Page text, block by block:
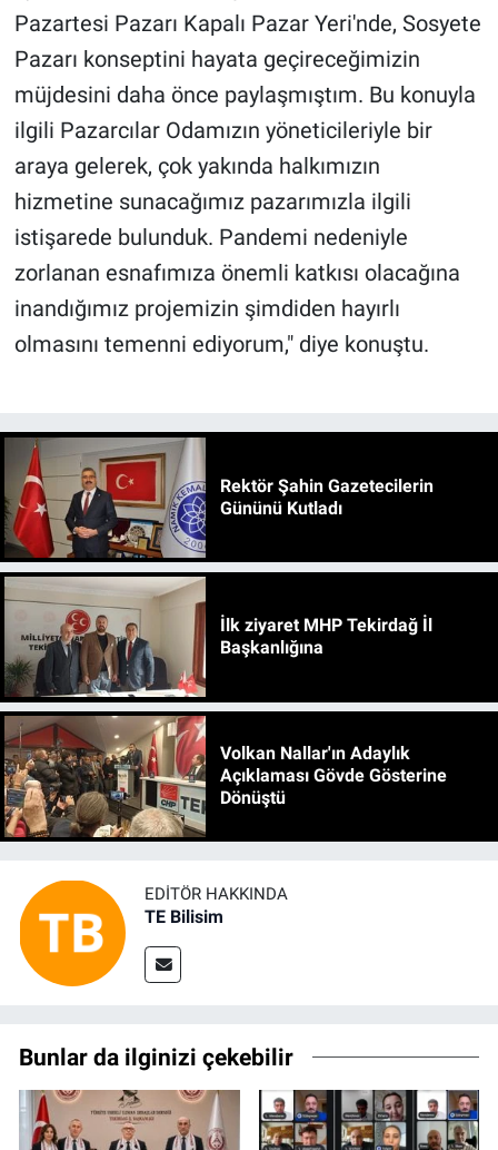
Pazartesi Pazarı Kapalı Pazar Yeri'nde, Sosyete
Pazarı konseptini hayata geçireceğimizin
müjdesini daha önce paylaşmıştım. Bu konuyla
ilgili Pazarcılar Odamızın yöneticileriyle bir
araya gelerek, çok yakında halkımızın
hizmetine sunacağımız pazarımızla ilgili
istişarede bulunduk. Pandemi nedeniyle
zorlanan esnafımıza önemli katkısı olacağına
inandığımız projemizin şimdiden hayırlı
olmasını temenni ediyorum," diye konuştu.
Rektör Şahin Gazetecilerin
Gününü Kutladı
İlk ziyaret MHP Tekirdağ İl
Başkanlığına
Volkan Nallar'ın Adaylık
Açıklaması Gövde Gösterine
Dönüştü
EDITÖR HAKKINDA
TE Bilisim
Bunlar da ilginizi çekebilir